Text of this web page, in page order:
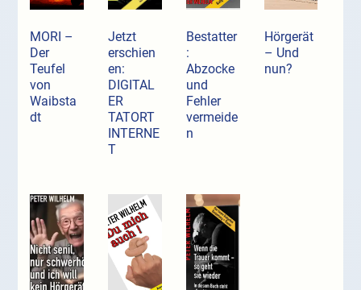
MORI –
Der
Teufel
von
Waibsta
dt
Jetzt
erschien
en:
DIGITAL
ER
TATORT
INTERNE
T
Bestatter
:
Abzocke
und
Fehler
vermeide
n
Hörgerät
– Und
nun?